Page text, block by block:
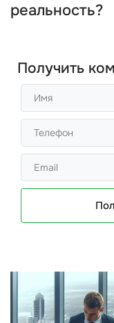
реальность?
Получить